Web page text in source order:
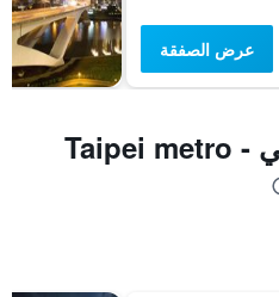
عرض الصفقة
أماكن إقامة أخرى في Taipei metro -